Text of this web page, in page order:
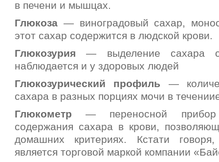
в печени и мышцах.
Глюкоза — виноградовый сахар,
этот сахар содержится в людской крови.
Глюкозурия — выделение сахара
наблюдается и у здоровых людей
Глюкозурический профиль —
сахара в разных порциях мочи в
Глюкометр — переносной прибор
содержания сахара в крови,
домашних критериях. Кстати
является торговой маркой компании